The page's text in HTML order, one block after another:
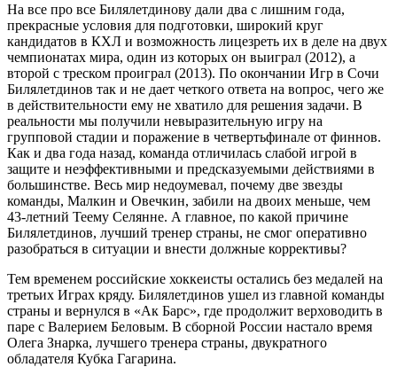
На все про все Билялетдинову дали два с лишним года,
прекрасные условия для подготовки, широкий круг
кандидатов в КХЛ и возможность лицезреть их в деле на двух
чемпионатах мира, один из которых он выиграл (2012), а
второй с треском проиграл (2013). По окончании Игр в Сочи
Билялетдинов так и не дает четкого ответа на вопрос, чего же
в действительности ему не хватило для решения задачи. В
реальности мы получили невыразительную игру на
групповой стадии и поражение в четвертьфинале от финнов.
Как и два года назад, команда отличилась слабой игрой в
защите и неэффективными и предсказуемыми действиями в
большинстве. Весь мир недоумевал, почему две звезды
команды, Малкин и Овечкин, забили на двоих меньше, чем
43-летний Теему Селянне. А главное, по какой причине
Билялетдинов, лучший тренер страны, не смог оперативно
разобраться в ситуации и внести должные коррективы?
Тем временем российские хоккеисты остались без медалей на
третьих Играх кряду. Билялетдинов ушел из главной команды
страны и вернулся в «Ак Барс», где продолжит верховодить в
паре с Валерием Беловым. В сборной России настало время
Олега Знарка, лучшего тренера страны, двукратного
обладателя Кубка Гагарина.